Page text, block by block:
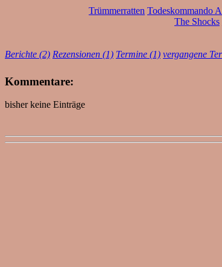
Trümmerratten Todeskommando
The Shocks
Berichte (2) Rezensionen (1) Termine (1) vergangene
Kommentare:
bisher keine Einträge